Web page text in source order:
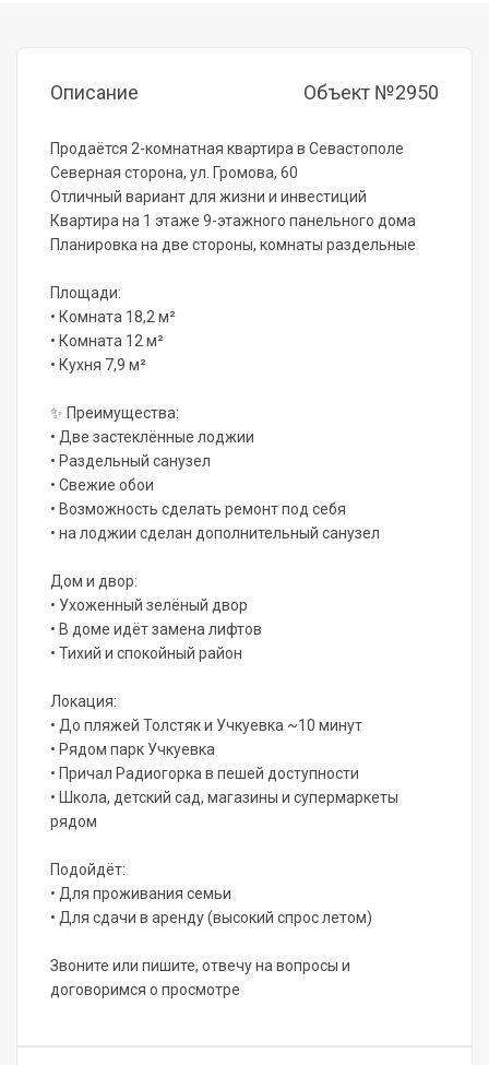
Описание Объект №2950
Продаётся 2-комнатная квартира в Севастополе
Северная сторона, ул. Громова, 60
Отличный вариант для жизни и инвестиций
Квартира на 1 этаже 9-этажного панельного дома
Планировка на две стороны, комнаты раздельные
Площади:
• Комната 18,2 м²
• Комната 12 м²
• Кухня 7,9 м²
✨ Преимущества:
• Две застеклённые лоджии
• Раздельный санузел
• Свежие обои
• Возможность сделать ремонт под себя
• на лоджии сделан дополнительный санузел
Дом и двор:
• Ухоженный зелёный двор
• В доме идёт замена лифтов
• Тихий и спокойный район
Локация:
• До пляжей Толстяк и Учкуевка ~10 минут
• Рядом парк Учкуевка
• Причал Радиогорка в пешей доступности
• Школа, детский сад, магазины и супермаркеты
рядом
Подойдёт:
• Для проживания семьи
• Для сдачи в аренду (высокий спрос летом)
Звоните или пишите, отвечу на вопросы и
договоримся о просмотре